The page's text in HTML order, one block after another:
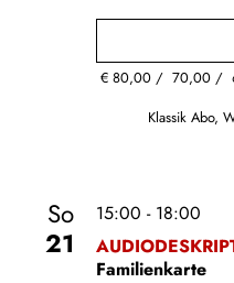
€80,00 70,00
Klassik Abo,
So
21
15:00 - 18:00
Familienkarte